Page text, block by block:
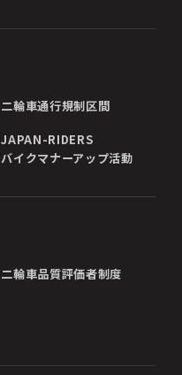
二輪車通行規制区間
JAPAN-RIDERS
バイクマナーアップ活動
二輪車品質評価者制度